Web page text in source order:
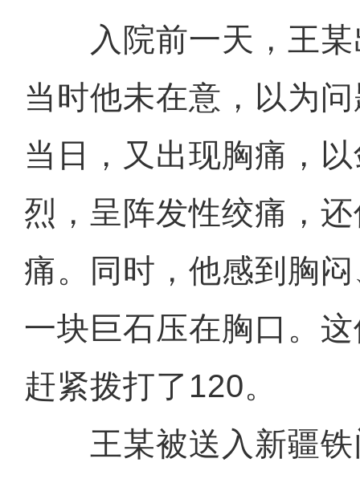
入院前一天，王某
当时他未在意，以为
当日，又出现胸痛，
烈，呈阵发性绞痛，
痛。同时，他感到胸
一块巨石压在胸口。
赶紧拨打了120。
王某被送入新疆铁